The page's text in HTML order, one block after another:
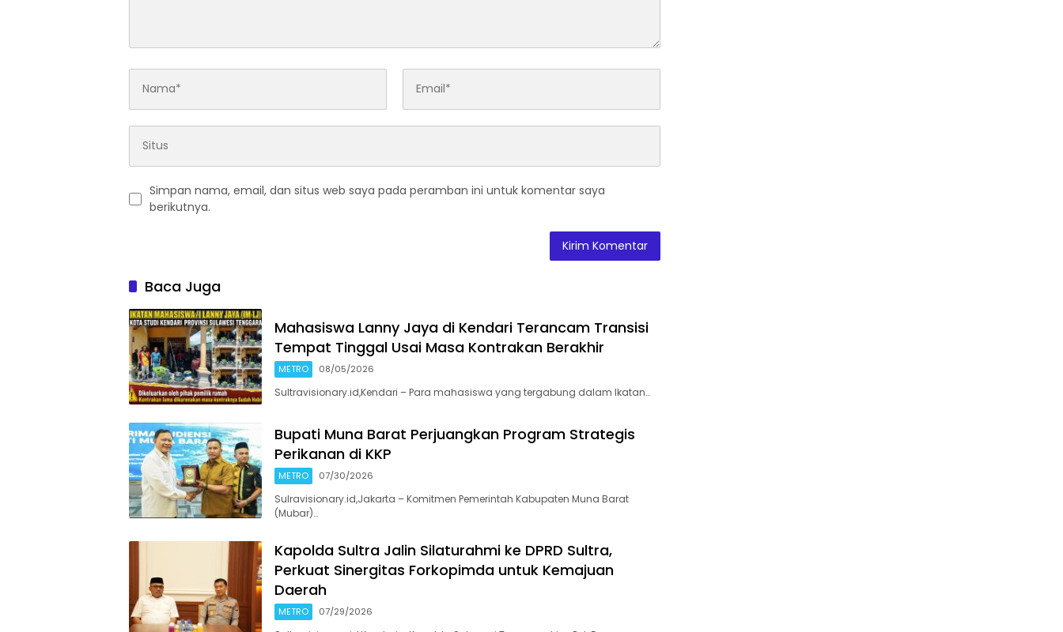
Simpan nama, email, dan situs web saya pada peramban ini untuk komentar saya
berikutnya.
Baca Juga
Mahasiswa Lanny Jaya di Kendari Terancam Transisi
Tempat Tinggal Usai Masa Kontrakan Berakhir
METRO 08/05/2026
Sultravisionary.id,Kendari – Para mahasiswa yang tergabung dalam Ikatan…
Bupati Muna Barat Perjuangkan Program Strategis
Perikanan di KKP
METRO 07/30/2026
Sulravisionary.id,Jakarta – Komitmen Pemerintah Kabupaten Muna Barat
(Mubar)…
Kapolda Sultra Jalin Silaturahmi ke DPRD Sultra,
Perkuat Sinergitas Forkopimda untuk Kemajuan
Daerah
METRO 07/29/2026